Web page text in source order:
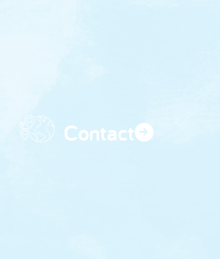
Contact